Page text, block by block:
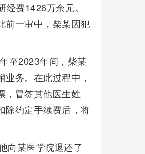
费1426万余元。
前一审中，柴某因犯
至2023年间，柴某
务。在此过程中，
，冒签其他医生姓
除约定手续费后，将
向某医学院退还了